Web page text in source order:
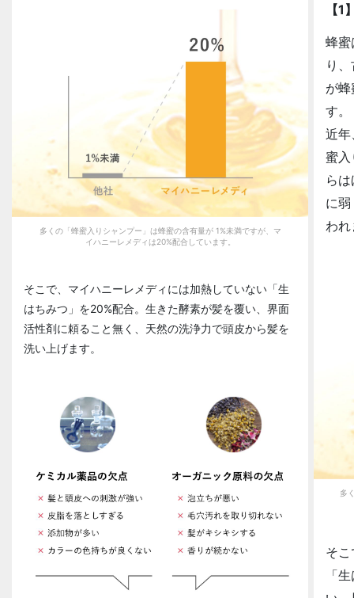
多くの「蜂蜜入りシャンプー」は蜂蜜の含有量が 1%未満ですが、マ
イハニーレメディは20%配合しています。
そこで、マイハニーレメディには加熱していない「生
はちみつ」を20%配合。生きた酵素が髪を覆い、界面
活性剤に頼ること無く、天然の洗浄力で頭皮から髪を
洗い上げます。
【
蜂蜜
り
が
す。
近年
蜜入
ら
に
わ
多
そ
「